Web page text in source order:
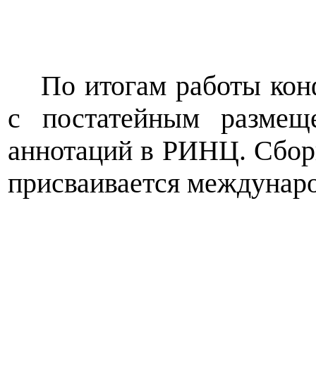
По итогам работы
с постатейным
аннотаций в РИНЦ.
присваивается